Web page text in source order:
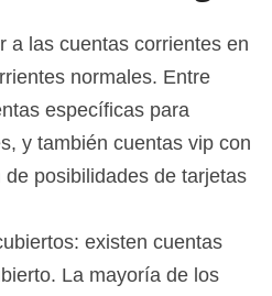
a las cuentas corrientes en
normales. Entre
específicas para
y también cuentas vip con
posibilidades de tarjetas
existen cuentas
La mayoría de los